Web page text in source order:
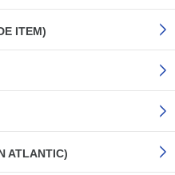
ITEM)
ATLANTIC)